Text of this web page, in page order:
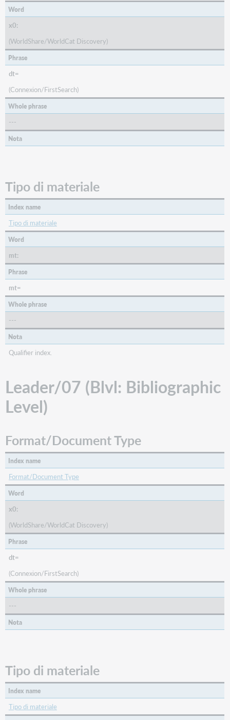
di
Leader/08
(Ctrl:
Type
of
Leader/17
(Elvl:
Encoding
Word
x0:
(WorldShare/WorldCat Discovery)
Phrase
dt=
(Connexion/FirstSearch)
Whole phrase
---
Nota
Tipo di materiale
Index name
Tipo di materiale
Word
mt:
Phrase
mt=
Whole phrase
---
Nota
Qualifier index.
Leader/07 (Blvl: Bibliographic
Level)
Format/Document Type
Index name
Format/Document Type
Word
x0:
(WorldShare/WorldCat Discovery)
Phrase
dt=
(Connexion/FirstSearch)
Whole phrase
---
Nota
Tipo di materiale
Index name
Tipo di materiale